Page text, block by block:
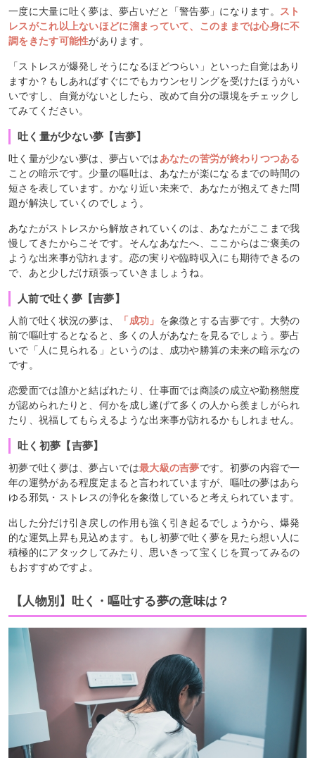
一度に大量に吐く夢は、夢占いだと「警告夢」になります。
スト
レスがこれ以上ないほどに溜まっていて、このままでは心身に不
調をきたす可能性があります。
「ストレスが爆発しそうになるほどつらい」といった自覚はあり
ますか？もしあればすぐにでもカウンセリングを受けたほうがい
いですし、自覚がないとしたら、改めて自分の環境をチェックし
てみてください。
吐く量が少ない夢【吉夢】
吐く量が少ない夢は、夢占いではあなたの苦労が終わりつつある
ことの暗示です。少量の嘔吐は、あなたが楽になるまでの時間の
短さを表しています。かなり近い未来で、あなたが抱えてきた問
題が解決していくのでしょう。
あなたがストレスから解放されていくのは、あなたがここまで我
慢してきたからこそです。そんなあなたへ、ここからはご褒美の
ような出来事が訪れます。恋の実りや臨時収入にも期待できるの
で、あと少しだけ頑張っていきましょうね。
人前で吐く夢【吉夢】
人前で吐く状況の夢は、 「成功」 を象徴とする吉夢です。大勢の
前で嘔吐するとなると、多くの人があなたを見るでしょう。夢占
いで「人に見られる」というのは、成功や勝算の未来の暗示なの
です。
恋愛面では誰かと結ばれたり、仕事面では商談の成立や勤務態度
が認められたりと、何かを成し遂げて多くの人から羨ましがられ
たり、祝福してもらえるような出来事が訪れるかもしれません。
吐く初夢【吉夢】
初夢で吐く夢は、夢占いでは最大級の吉夢です。初夢の内容で一
年の運勢がある程度定まると言われていますが、嘔吐の夢はあら
ゆる邪気・ストレスの浄化を象徴していると考えられています。
出した分だけ引き戻しの作用も強く引き起るでしょうから、爆発
的な運気上昇も見込めます。もし初夢で吐く夢を見たら想い人に
積極的にアタックしてみたり、思いきって宝くじを買ってみるの
もおすすめですよ。
【人物別】吐く・嘔吐する夢の意味は？